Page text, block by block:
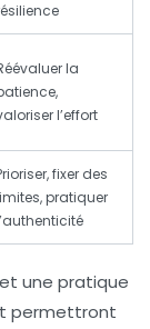
la
l’effort
fixer des
pratiquer
une pratique
permettront